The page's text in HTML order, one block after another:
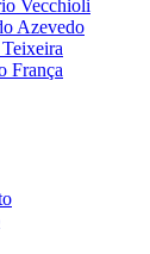
Vecchioli
Azevedo
França